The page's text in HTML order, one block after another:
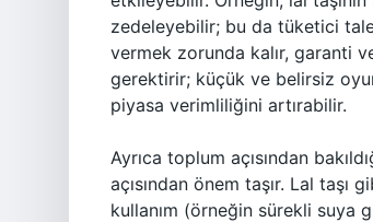
zedeleyebilir; bu da tüketici
vermek zorunda kalır, garanti
gerektirir; küçük ve belirsiz
piyasa verimliliğini artırabilir.
Ayrıca toplum açısından
açısından önem taşır. Lal taşı
kullanım (örneğin sürekli suya